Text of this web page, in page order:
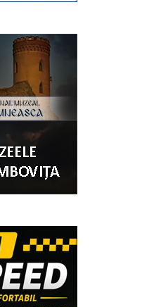
turistice ale județului
aerul curat și
oferă condițiile ideale